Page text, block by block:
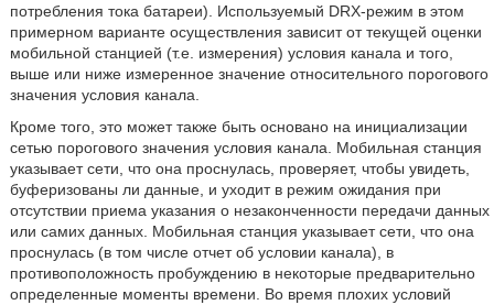
потребления тока батареи). Используемый DRX-режим в этом
примерном варианте осуществления зависит от текущей оценки
мобильной станцией (т.е. измерения) условия канала и того,
выше или ниже измеренное значение относительного порогового
значения условия канала.
Кроме того, это может также быть основано на инициализации
сетью порогового значения условия канала. Мобильная станция
указывает сети, что она проснулась, проверяет, чтобы увидеть,
буферизованы ли данные, и уходит в режим ожидания при
отсутствии приема указания о незаконченности передачи данных
или самих данных. Мобильная станция указывает сети, что она
проснулась (в том числе отчет об условии канала), в
противоположность пробуждению в некоторые предварительно
определенные моменты времени. Во время плохих условий